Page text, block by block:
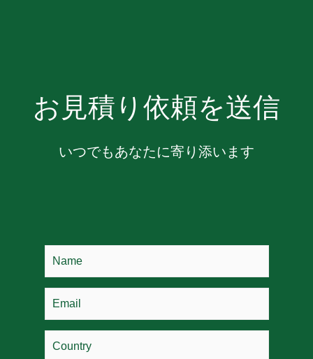
お見積り依頼を送信
いつでもあなたに寄り添います